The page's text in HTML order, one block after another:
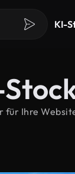
KI-
für Ihre